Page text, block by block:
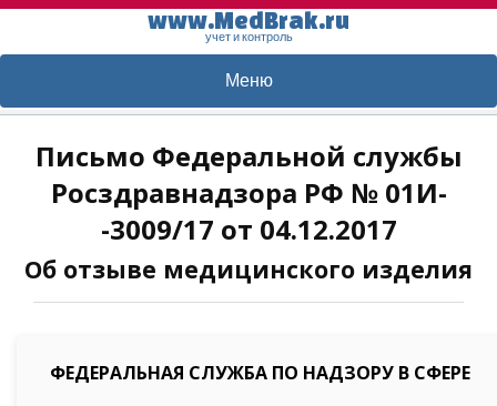
www.MedBrak.ru
учет и контроль
Меню
Письмо Федеральной службы
Росздравнадзора РФ № 01И-
-3009/17 от 04.12.2017
Об отзыве медицинского изделия
ФЕДЕРАЛЬНАЯ СЛУЖБА ПО НАДЗОРУ В СФЕРЕ